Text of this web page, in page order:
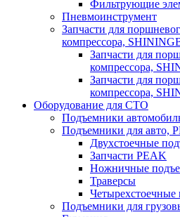
Фильтрующие
Пневмоинструмент
Запчасти для
компрессора,
Запчасти для
компрессора,
Запчасти для
компрессора,
Оборудование для СТО
Подъемники
Подъемники для авто,
Двухстоечные
Запчасти PEAK
Ножничные
Траверсы
Подъемники для